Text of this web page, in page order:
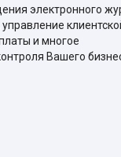
электронного
и многое
Вашего